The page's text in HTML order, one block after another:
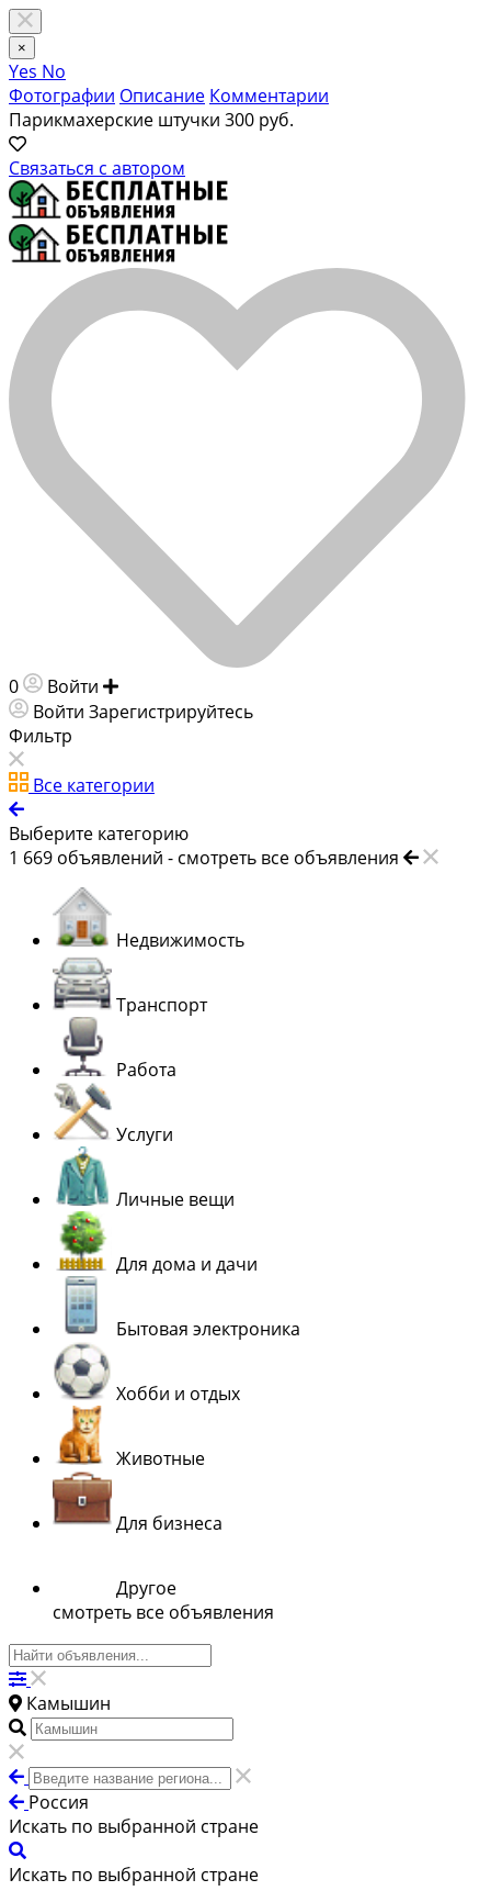
×
Yes No
Фотографии Описание Комментарии
Парикмахерские штучки 300 руб.
Связаться с автором
0 Войти
Войти Зарегистрируйтесь
Фильтр
Все категории
Выберите категорию
1 669 объявлений - смотреть все объявления
Недвижимость
Транспорт
Работа
Услуги
Личные вещи
Для дома и дачи
Бытовая электроника
Хобби и отдых
Животные
Для бизнеса
Другое
смотреть все объявления
Камышин
Россия
Искать по выбранной стране
Искать по выбранной стране